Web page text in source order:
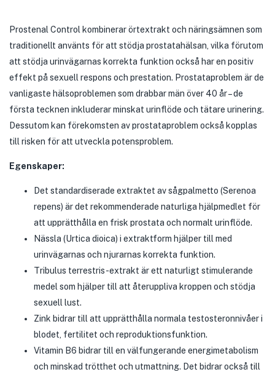
Prostenal Control kombinerar örtextrakt och näringsämnen som
traditionellt använts för att stödja prostatahälsan, vilka förutom
att stödja urinvägarnas korrekta funktion också har en positiv
effekt på sexuell respons och prestation. Prostataproblem är de
vanligaste hälsoproblemen som drabbar män över 40 år – de
första tecknen inkluderar minskat urinflöde och tätare urinering.
Dessutom kan förekomsten av prostataproblem också kopplas
till risken för att utveckla potensproblem.
Egenskaper:
Det standardiserade extraktet av sågpalmetto (Serenoa
repens) är det rekommenderade naturliga hjälpmedlet för
att upprätthålla en frisk prostata och normalt urinflöde.
Nässla (Urtica dioica) i extraktform hjälper till med
urinvägarnas och njurarnas korrekta funktion.
Tribulus terrestris-extrakt är ett naturligt stimulerande
medel som hjälper till att återuppliva kroppen och stödja
sexuell lust.
Zink bidrar till att upprätthålla normala testosteronnivåer i
blodet, fertilitet och reproduktionsfunktion.
Vitamin B6 bidrar till en välfungerande energimetabolism
och minskad trötthet och utmattning. Det bidrar också till